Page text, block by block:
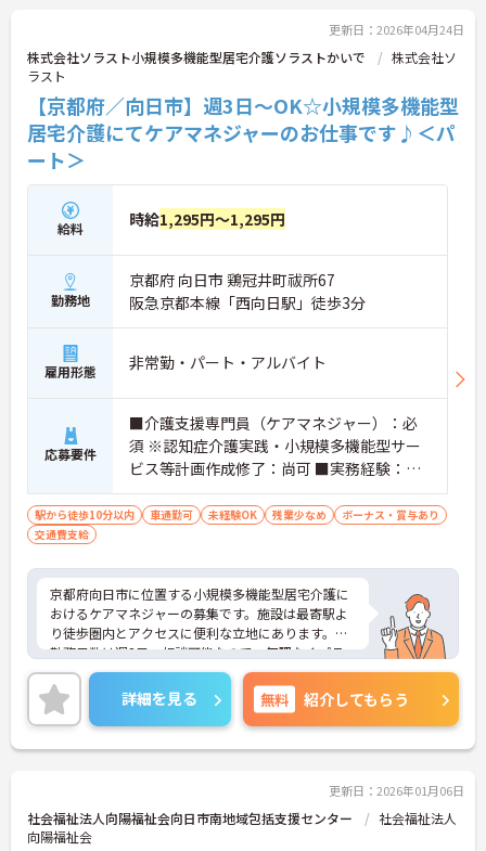
更新日：2026年04月24日
株式会社ソラスト小規模多機能型居宅介護ソラストかいで
株式会社ソ
ラスト
【京都府／向日市】週3日～OK☆小規模多機能型
居宅介護にてケアマネジャーのお仕事です♪＜パ
ート＞
給料 時給1,295円～1,295円
勤務地
京都府 向日市 鶏冠井町祓所67
阪急京都本線「西向日駅」徒歩3分
雇用形態 非常勤・パート・アルバイト
応募要件
■介護支援専門員（ケアマネジャー）：必
須 ※認知症介護実践・小規模多機能型サー
ビス等計画作成修了：尚可 ■実務経験：不
問
駅から徒歩10分以内 車通勤可 未経験OK 残業少なめ
ボーナス・賞与あり
交通費支給
京都府向日市に位置する小規模多機能型居宅介護に
おけるケアマネジャーの募集です。施設は最寄駅よ
り徒歩圏内とアクセスに便利な立地にあります。
勤務日数は週3日～相談可能なので、無理なくプラ
イベートを大切にしながらご勤務いただけます。ま
た、フォロー体制が整っており、安心してご勤務い
ただけます。
ご興味のある方には、面接対策ポイントなど、さら
に詳細をお話しいたしますのでお気軽にご相談くだ
詳細を見る 無料 紹介してもらう
更新日：2026年01月06日
社会福祉法人向陽福祉会向日市南地域包括支援センター
社会福祉法人
向陽福祉会